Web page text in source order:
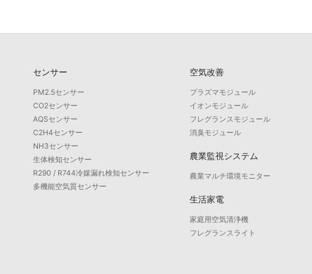
センサー
PM2.5センサー
CO2センサー
AQSセンサー
C2H4センサー
NH3センサー
生体検知センサー
R290 / R744冷媒漏れ検知センサー
多機能空気質センサー
空気改善
プラズマモジュール
イオンモジュール
フレグランスモジュール
消臭モジュール
農業監視システム
農業マルチ環境モニター
生活家電
家庭用空気清浄機
フレグランスライト